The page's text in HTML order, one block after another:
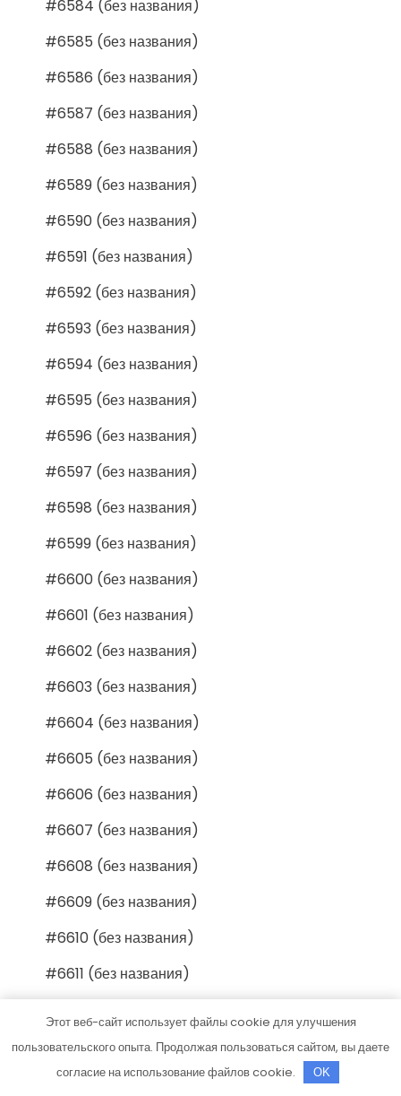
#6584 (без названия)
#6585 (без названия)
#6586 (без названия)
#6587 (без названия)
#6588 (без названия)
#6589 (без названия)
#6590 (без названия)
#6591 (без названия)
#6592 (без названия)
#6593 (без названия)
#6594 (без названия)
#6595 (без названия)
#6596 (без названия)
#6597 (без названия)
#6598 (без названия)
#6599 (без названия)
#6600 (без названия)
#6601 (без названия)
#6602 (без названия)
#6603 (без названия)
#6604 (без названия)
#6605 (без названия)
#6606 (без названия)
#6607 (без названия)
#6608 (без названия)
#6609 (без названия)
#6610 (без названия)
#6611 (без названия)
#6613 (без названия)
#6614 (без названия)
Этот веб-сайт использует файлы cookie для улучшения
пользовательского опыта. Продолжая пользоваться сайтом, вы даете
согласие на использование файлов cookie.
OK